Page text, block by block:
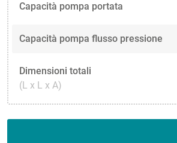
Capacità pompa portata
Capacità pompa flusso pressione
Dimensioni totali
(L x L x A)